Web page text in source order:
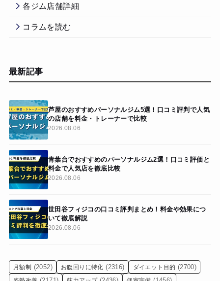
各ジム店舗詳細
コラムを読む
最新記事
芦屋のおすすめパーソナルジム5選！口コミ評判で人気
の店舗を料金・トレーナーで比較
2026.08.06
青葉台でおすすめのパーソナルジム2選！口コミ評価と
料金で人気店を徹底比較
2026.08.06
世田谷フィジコの口コミ評判まとめ！料金や効果につ
いて徹底解説
2026.08.06
月額制 (2052) お腹回りに特化 (2316) ダイエット目的 (2700)